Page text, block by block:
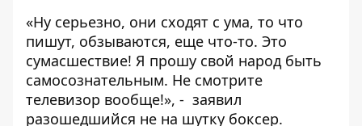
«Ну серьезно, они сходят с ума, то что
пишут, обзываются, еще что-то. Это
сумасшествие! Я прошу свой народ быть
самосознательным. Не смотрите
телевизор вообще!», - заявил
разошедшийся не на шутку боксер.